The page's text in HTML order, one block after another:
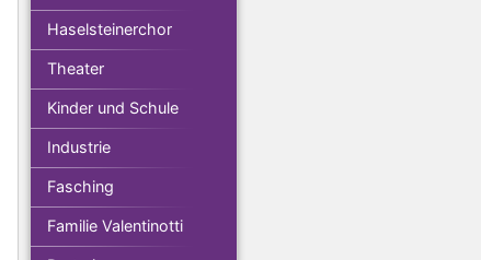
Haselsteinerchor
Theater
Kinder und Schule
Industrie
Fasching
Familie Valentinotti